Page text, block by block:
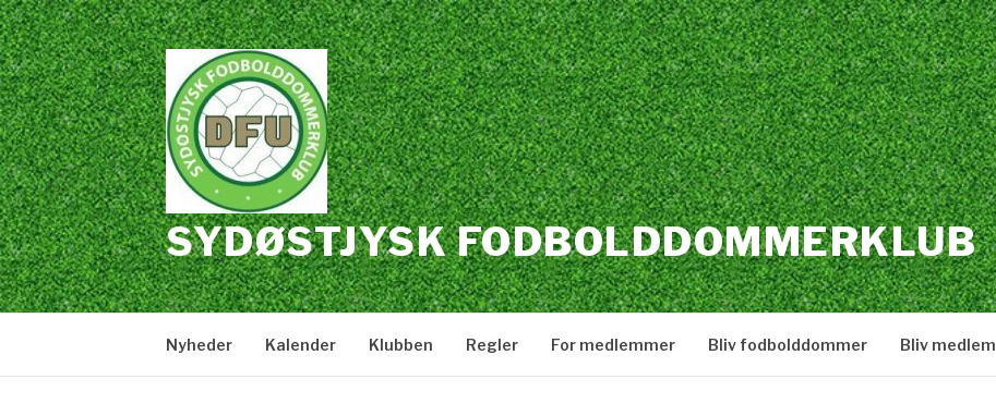
Spring
til
indhold
SYDØSTJYSK FODBOLDDOMMERKLUB
Nyheder Kalender Klubben Regler For medlemmer Bliv fodbolddommer Bliv medlem